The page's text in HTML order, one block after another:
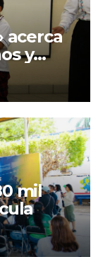
acerca
y
mil